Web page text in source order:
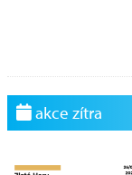
akce zítra